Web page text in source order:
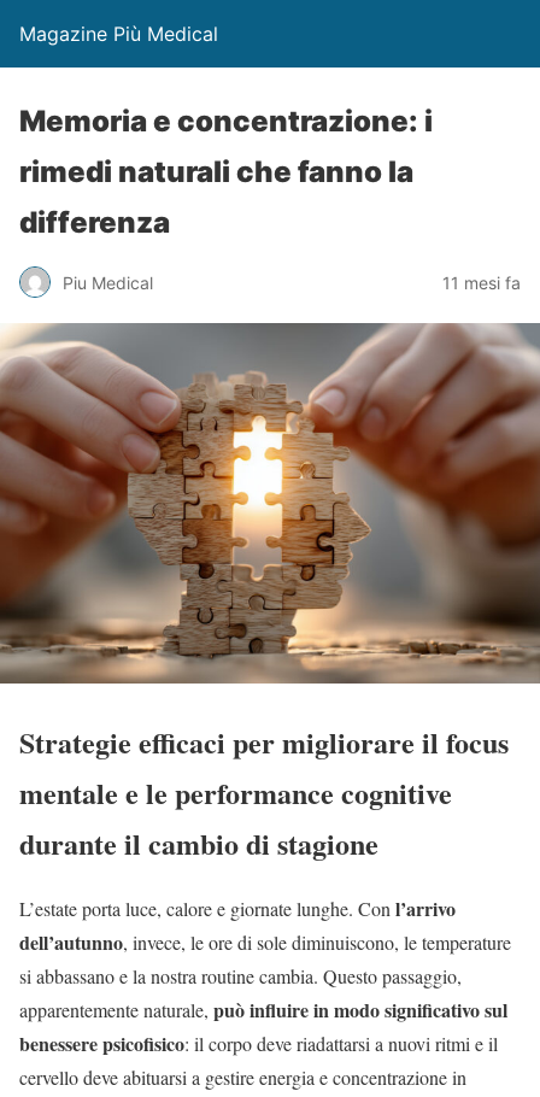
Magazine Più Medical
Memoria e concentrazione: i
rimedi naturali che fanno la
differenza
Piu Medical 11 mesi fa
Strategie efficaci per migliorare il focus
mentale e le performance cognitive
durante il cambio di stagione
L’estate porta luce, calore e giornate lunghe. Conl’arrivo
dell’autunno, invece, le ore di sole diminuiscono, le temperature
si abbassano e la nostra routine cambia. Questo passaggio,
apparentemente naturale, può influire in modo significativo sul
benessere psicofisico: il corpo deve riadattarsi a nuovi ritmi e il
cervello deve abituarsi a gestire energia e concentrazione in